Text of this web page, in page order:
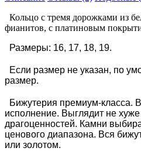
Кольцо с тремя дорожками из
фианитов, с платиновым
Размеры: 16, 17, 18, 19.
Если размер не указан, по
размер.
Бижутерия премиум-класса.
исполнение. Выглядит не
драгоценностей. Камни
ценового диапазона. Вся
или золотом.